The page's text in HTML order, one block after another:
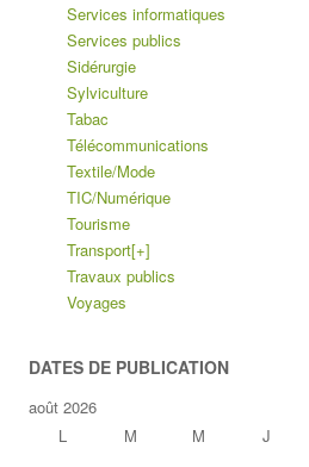
Services informatiques
Services publics
Sidérurgie
Sylviculture
Tabac
Télécommunications
Textile/Mode
TIC/Numérique
Tourisme
Transport[+]
Travaux publics
Voyages
DATES DE PUBLICATION
août 2026
L
M M J